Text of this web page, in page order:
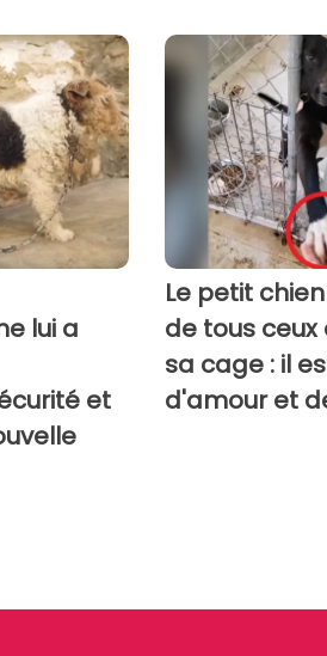
lui a
et
Le petit
de tous
sa cage : il
d'amour et